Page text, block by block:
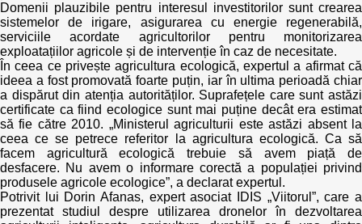
Domenii plauzibile pentru interesul investitorilor sunt crearea
sistemelor de irigare, asigurarea cu energie regenerabilă,
serviciile acordate agricultorilor pentru monitorizarea
exploatațiilor agricole și de intervenție în caz de necesitate.
În ceea ce privește agricultura ecologică, expertul a afirmat că
ideea a fost promovată foarte puțin, iar în ultima perioadă chiar
a dispărut din atenția autorităților. Suprafețele care sunt astăzi
certificate ca fiind ecologice sunt mai puține decât era estimat
să fie către 2010. „Ministerul agriculturii este astăzi absent la
ceea ce se petrece referitor la agricultura ecologică. Ca să
facem agricultură ecologică trebuie să avem piață de
desfacere. Nu avem o informare corectă a populației privind
produsele agricole ecologice”, a declarat expertul.
Potrivit lui Dorin Afanas, expert asociat IDIS „Viitorul”, care a
prezentat studiul despre utilizarea dronelor în dezvoltarea